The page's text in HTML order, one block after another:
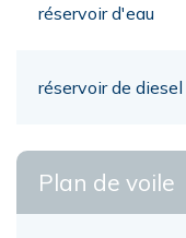
réservoir d'eau
réservoir de diesel
Plan de voile